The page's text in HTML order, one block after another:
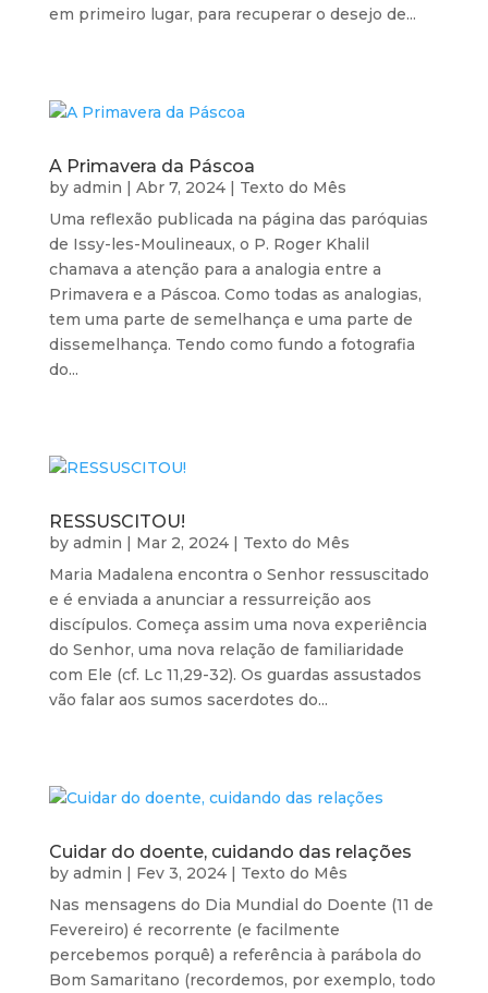
em primeiro lugar, para recuperar o desejo de...
A Primavera da Páscoa
by admin | Abr 7, 2024| Texto do Mês
Uma reflexão publicada na página das paróquias
de Issy-les-Moulineaux, o P. Roger Khalil
chamava a atenção para a analogia entre a
Primavera e a Páscoa. Como todas as analogias,
tem uma parte de semelhança e uma parte de
dissemelhança. Tendo como fundo a fotografia
do...
RESSUSCITOU!
by admin | Mar 2, 2024| Texto do Mês
Maria Madalena encontra o Senhor ressuscitado
e é enviada a anunciar a ressurreição aos
discípulos. Começa assim uma nova experiência
do Senhor, uma nova relação de familiaridade
com Ele (cf. Lc 11,29-32). Os guardas assustados
vão falar aos sumos sacerdotes do...
Cuidar do doente, cuidando das relações
by admin | Fev 3, 2024| Texto do Mês
Nas mensagens do Dia Mundial do Doente (11 de
Fevereiro) é recorrente (e facilmente
percebemos porquê) a referência à parábola do
Bom Samaritano (recordemos, por exemplo, todo